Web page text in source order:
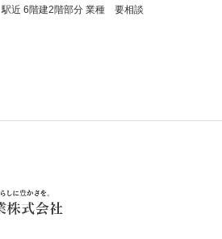
駅近 6階建2階部分 業種 要相談